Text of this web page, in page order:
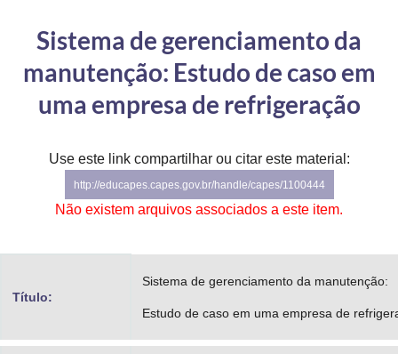
Controladoria-Geral da União
Ministério da Mulher, da Família e dos Direitos Humanos
Secretaria de Governo
Gabinete de Segurança Institucional
Sistema de gerenciamento da
manutenção: Estudo de caso em
uma empresa de refrigeração
Use este link compartilhar ou citar este material:
http://educapes.capes.gov.br/handle/capes/1100444
Não existem arquivos associados a este item.
Título:
Sistema de gerenciamento da manutenção:
Estudo de caso em uma empresa de